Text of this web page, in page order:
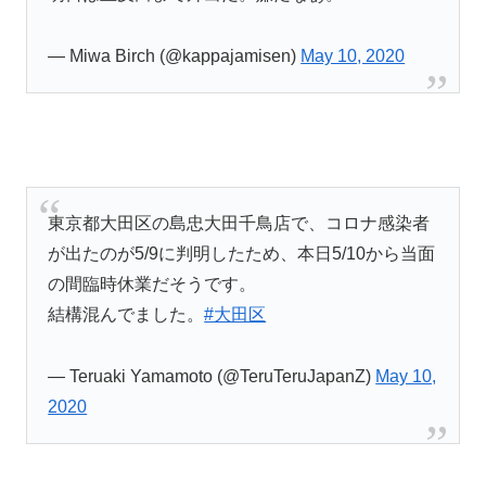
— Miwa Birch (@kappajamisen) May 10, 2020
東京都大田区の島忠大田千鳥店で、コロナ感染者
が出たのが5/9に判明したため、本日5/10から当面
の間臨時休業だそうです。
結構混んでました。#大田区
— Teruaki Yamamoto (@TeruTeruJapanZ) May 10,
2020